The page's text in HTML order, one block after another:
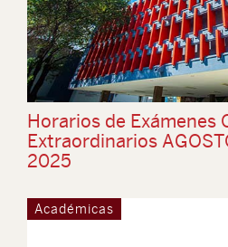
Horarios de Exámenes
Extraordinarios
2025
Académicas